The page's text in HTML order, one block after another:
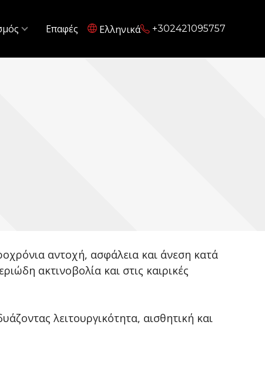
Επαφές Ελληνικά +302421095757
αντοχή, ασφάλεια και άνεση κατά
ακτινοβολία και στις καιρικές
λειτουργικότητα, αισθητική και